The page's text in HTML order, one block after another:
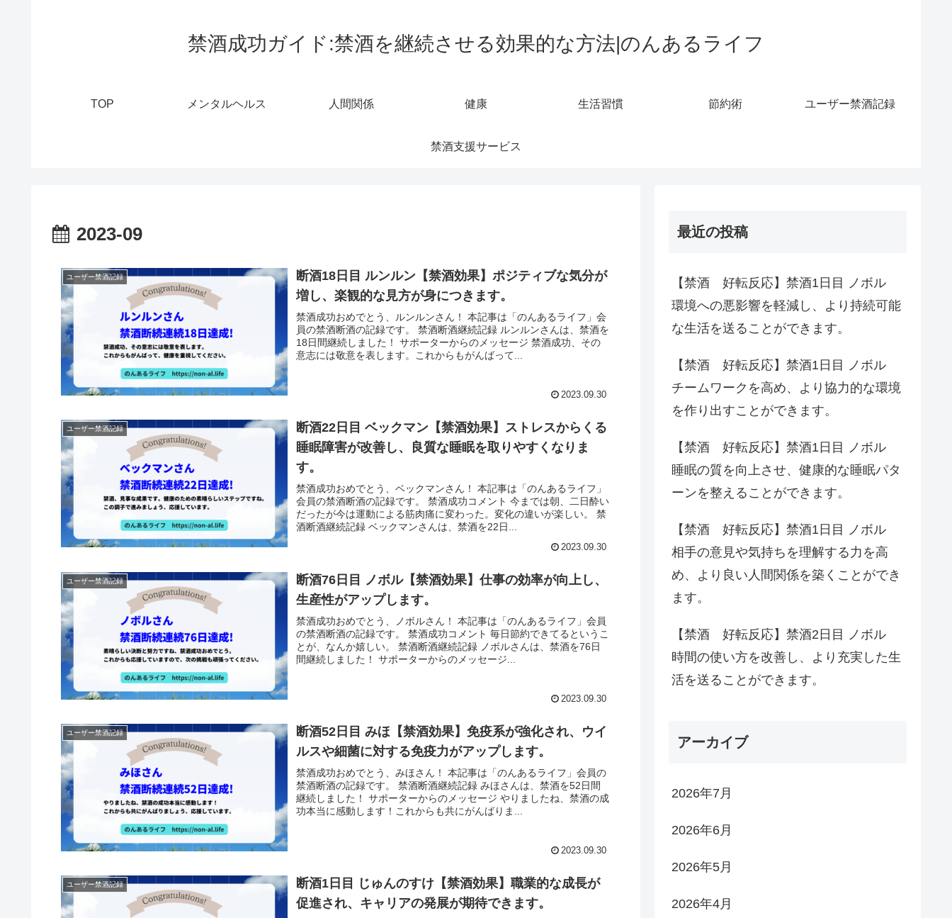
禁酒成功ガイド:禁酒を継続させる効果的な方法|のんあるライフ
TOP メンタルヘルス 人間関係 健康 生活習慣 節約術 ユーザー禁酒記録
禁酒支援サービス
2023-09
ユーザー禁酒記録
断酒18日目 ルンルン【禁酒効果】ポジティブな気分が
増し、楽観的な見方が身につきます。
禁酒成功おめでとう、ルンルンさん！ 本記事は「のんあるライフ」会
員の禁酒断酒の記録です。 禁酒断酒継続記録 ルンルンさんは、禁酒を
18日間継続しました！ サポーターからのメッセージ 禁酒成功、その
意志には敬意を表します。これからもがんばって...
2023.09.30
ユーザー禁酒記録
断酒22日目 ベックマン【禁酒効果】ストレスからくる
睡眠障害が改善し、良質な睡眠を取りやすくなりま
す。
禁酒成功おめでとう、ベックマンさん！ 本記事は「のんあるライフ」
会員の禁酒断酒の記録です。 禁酒成功コメント 今までは朝、二日酔い
だったが今は運動による筋肉痛に変わった。変化の違いが楽しい。 禁
酒断酒継続記録 ベックマンさんは、禁酒を22日...
2023.09.30
ユーザー禁酒記録
断酒76日目 ノボル【禁酒効果】仕事の効率が向上し、
生産性がアップします。
禁酒成功おめでとう、ノボルさん！ 本記事は「のんあるライフ」会員
の禁酒断酒の記録です。 禁酒成功コメント 毎日節約できてるというこ
とが、なんか嬉しい。 禁酒断酒継続記録 ノボルさんは、禁酒を76日
間継続しました！ サポーターからのメッセージ...
2023.09.30
ユーザー禁酒記録
断酒52日目 みほ【禁酒効果】免疫系が強化され、ウイ
ルスや細菌に対する免疫力がアップします。
禁酒成功おめでとう、みほさん！ 本記事は「のんあるライフ」会員の
禁酒断酒の記録です。 禁酒断酒継続記録 みほさんは、禁酒を52日間
継続しました！ サポーターからのメッセージ やりましたね、禁酒の成
功本当に感動します！これからも共にがんばりま...
2023.09.30
ユーザー禁酒記録
断酒1日目 じゅんのすけ【禁酒効果】職業的な成長が
促進され、キャリアの発展が期待できます。
最近の投稿
【禁酒 好転反応】禁酒1日目 ノボル
環境への悪影響を軽減し、より持続可能
な生活を送ることができます。
【禁酒 好転反応】禁酒1日目 ノボル
チームワークを高め、より協力的な環境
を作り出すことができます。
【禁酒 好転反応】禁酒1日目 ノボル
睡眠の質を向上させ、健康的な睡眠パタ
ーンを整えることができます。
【禁酒 好転反応】禁酒1日目 ノボル
相手の意見や気持ちを理解する力を高
め、より良い人間関係を築くことができ
ます。
【禁酒 好転反応】禁酒2日目 ノボル
時間の使い方を改善し、より充実した生
活を送ることができます。
アーカイブ
2026年7月
2026年6月
2026年5月
2026年4月